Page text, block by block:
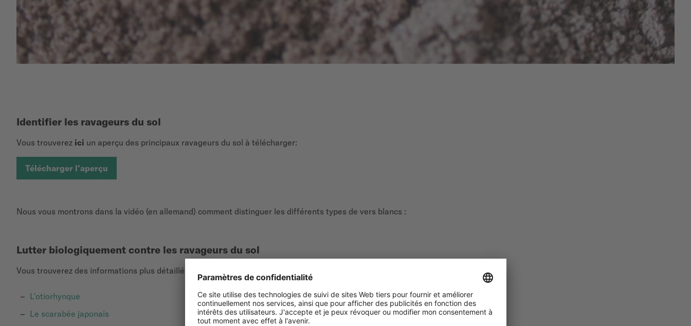
Identifier les ravageurs du sol
Vous trouverez ici un aperçu des principaux ravageurs du sol à télécharger:
Télécharger l’aperçu
Nous vous montrons dans la vidéo (en allemand) comment distinguer les différents types de vers blancs :
Lutter biologiquement contre les ravageurs du sol
Vous trouverez des informations plus détaillées sur les pages consacrées à chaque ravageur :
L'otiorhynque
Le scarabée japonais